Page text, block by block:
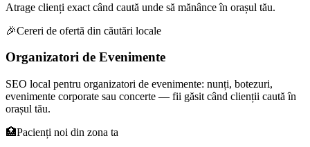
Atrage clienți exact când caută unde să mănânce în orașul tău.
🎉Cereri de ofertă din căutări locale
Organizatori de Evenimente
SEO local pentru organizatori de evenimente: nunți, botezuri,
evenimente corporate sau concerte — fii găsit când clienții caută în
orașul tău.
🏥Pacienți noi din zona ta